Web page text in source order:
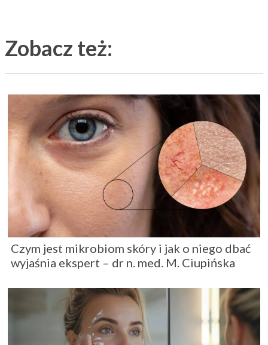
Zobacz też:
Czym jest mikrobiom skóry i jak o niego dbać
wyjaśnia ekspert – dr n. med. M. Ciupińska